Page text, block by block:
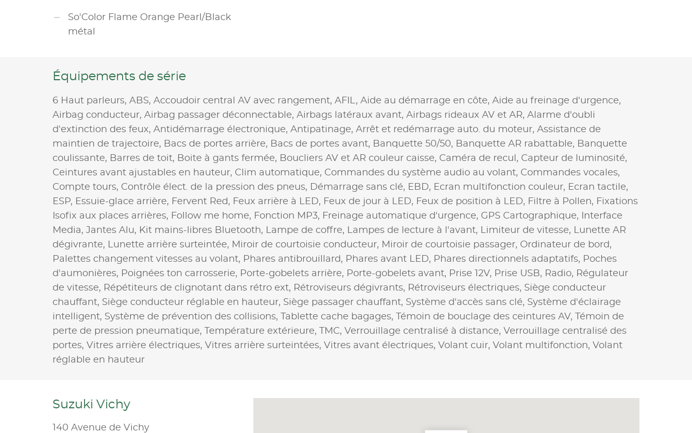
So'Color Flame Orange Pearl/Black
métal
Équipements de série
6 Haut parleurs, ABS, Accoudoir central AV avec rangement, AFIL, Aide au démarrage en côte, Aide au freinage d'urgence,
Airbag conducteur, Airbag passager déconnectable, Airbags latéraux avant, Airbags rideaux AV et AR, Alarme d'oubli
d'extinction des feux, Antidémarrage électronique, Antipatinage, Arrêt et redémarrage auto. du moteur, Assistance de
maintien de trajectoire, Bacs de portes arrière, Bacs de portes avant, Banquette 50/50, Banquette AR rabattable, Banquette
coulissante, Barres de toit, Boite à gants fermée, Boucliers AV et AR couleur caisse, Caméra de recul, Capteur de luminosité,
Ceintures avant ajustables en hauteur, Clim automatique, Commandes du système audio au volant, Commandes vocales,
Compte tours, Contrôle élect. de la pression des pneus, Démarrage sans clé, EBD, Ecran multifonction couleur, Ecran tactile,
ESP, Essuie-glace arrière, Fervent Red, Feux arrière à LED, Feux de jour à LED, Feux de position à LED, Filtre à Pollen, Fixations
Isofix aux places arrières, Follow me home, Fonction MP3, Freinage automatique d'urgence, GPS Cartographique,
Interface
Media, Jantes Alu, Kit mains-libres Bluetooth, Lampe de coffre, Lampes de lecture à l'avant, Limiteur de vitesse, Lunette AR
dégivrante, Lunette arrière surteintée, Miroir de courtoisie conducteur, Miroir de courtoisie passager, Ordinateur de bord,
Palettes changement vitesses au volant, Phares antibrouillard, Phares avant LED, Phares directionnels adaptatifs, Poches
d'aumonières, Poignées ton carrosserie, Porte-gobelets arrière, Porte-gobelets avant, Prise 12V, Prise USB, Radio, Régulateur
de vitesse, Répétiteurs de clignotant dans rétro ext, Rétroviseurs dégivrants, Rétroviseurs électriques, Siège conducteur
chauffant, Siège conducteur réglable en hauteur, Siège passager chauffant, Système d'accès sans clé, Système d'éclairage
intelligent, Système de prévention des collisions, Tablette cache bagages, Témoin de bouclage des ceintures AV,
Témoin de
perte de pression pneumatique,
Température extérieure, TMC, Verrouillage centralisé à distance, Verrouillage centralisé des
portes, Vitres arrière électriques, Vitres arrière surteintées, Vitres avant électriques, Volant cuir, Volant multifonction, Volant
réglable en hauteur
Suzuki Vichy
140 Avenue de Vichy